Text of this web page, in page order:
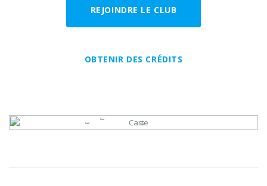
REJOINDRE LE CLUB
OBTENIR DES CRÉDITS